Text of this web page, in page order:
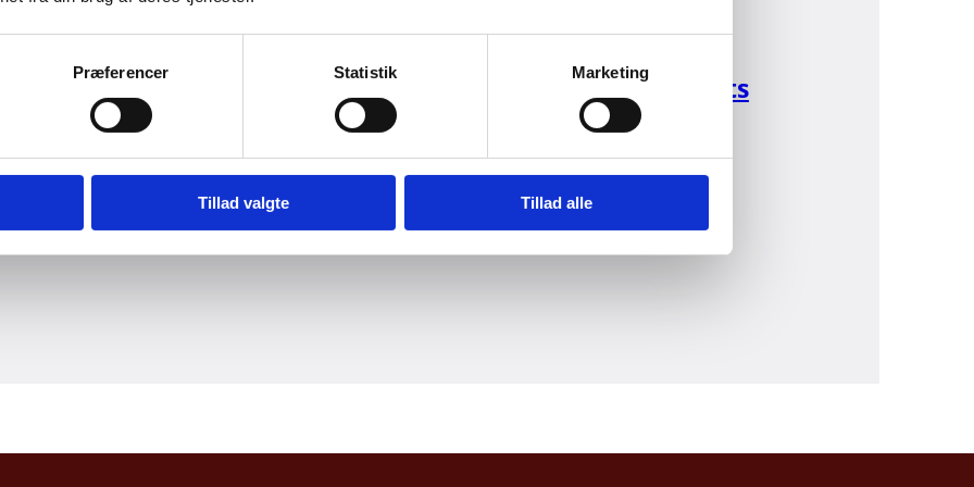
Præferencer Statistik Marketing
Tillad valgte Tillad alle
til
Udenrigsministerium.
Udenrigsministeriets
ministre